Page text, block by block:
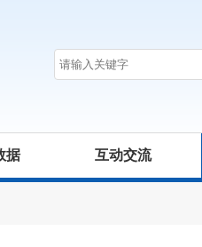
据 互动交流